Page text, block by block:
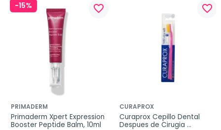
-15% favorite_border
PRIMADERM
Primaderm Xpert Expression
Booster Peptide Balm, 10ml
favorite_border
CURAPROX
Curaprox Cepillo Dental
Despues de Cirugia